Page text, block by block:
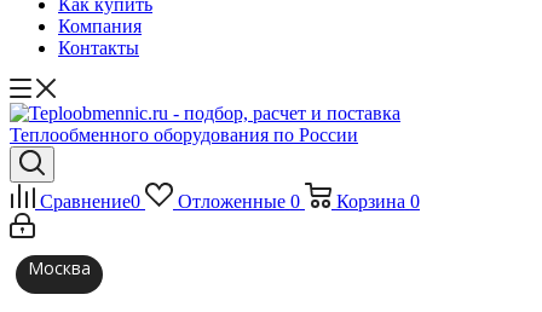
Как купить
Компания
Контакты
Сравнение0 Отложенные 0 Корзина 0
Москва